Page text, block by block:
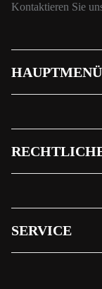
Kontaktieren Sie
HAUPTMENÜ
SERVICE